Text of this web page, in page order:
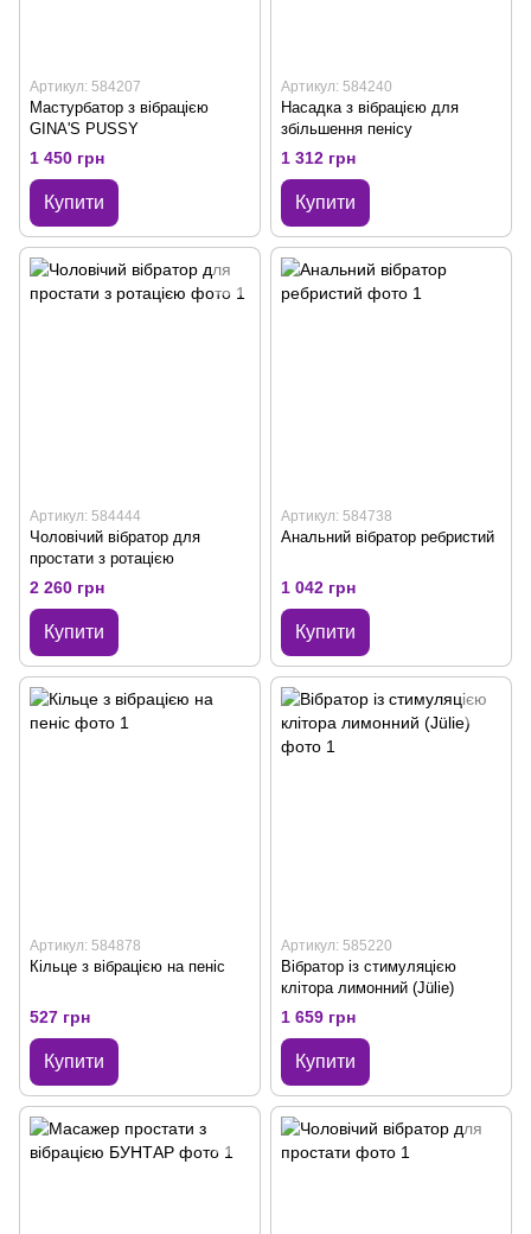
Артикул: 584207
Мастурбатор з вібрацією
GINA'S PUSSY
1 450 грн
Купити
Артикул: 584240
Насадка з вібрацією для
збільшення пенісу
1 312 грн
Купити
Артикул: 584444
Чоловічий вібратор для
простати з ротацією
2 260 грн
Купити
Артикул: 584738
Анальний вібратор ребристий
1 042 грн
Купити
Артикул: 584878
Кільце з вібрацією на пеніс
527 грн
Купити
Артикул: 585220
Вібратор із стимуляцією
клітора лимонний (Jülie)
1 659 грн
Купити